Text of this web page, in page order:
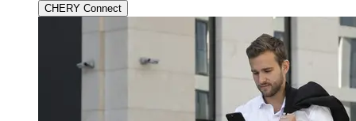
CHERY Connect